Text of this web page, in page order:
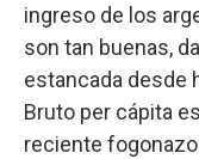
ingreso de los
son tan buenas,
estancada desde
Bruto per cápita
reciente